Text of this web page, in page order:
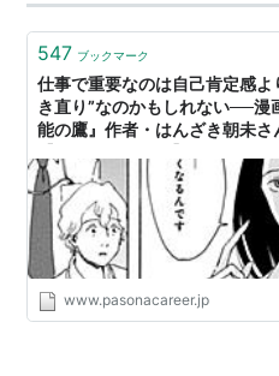
気なのであれば、私もその
にさせていただこう。ピアノ
547 ブックマーク
仕事で重要なのは自己肯定感よ
き直り”なのかもしれない──漫
能の鷹』作者・はんざき朝未さ
ジェント
www.pasonacareer.jp